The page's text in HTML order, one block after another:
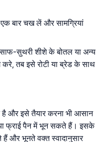
एक बार चख लें और सामग्रियां
सुथरी शीशे के बोतल या अन्य
तब इसे रोटी या ब्रेड के साथ
है और इसे तैयार करना भी आसान
फ्राई पैन में भून सकते हैं। इसके
और भूनते वक्त स्वादानुसार